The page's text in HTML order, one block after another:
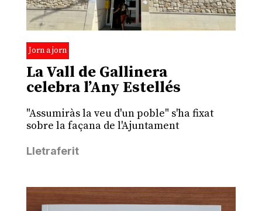
Jorn a jorn
La Vall de Gallinera
celebra l’Any Estellés
"Assumiràs la veu d'un poble" s'ha fixat
sobre la façana de l'Ajuntament
Lletraferit